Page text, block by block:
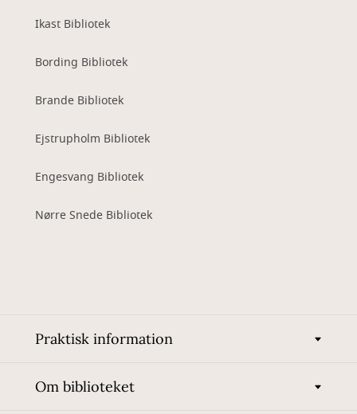
Ikast Bibliotek
Bording Bibliotek
Brande Bibliotek
Ejstrupholm Bibliotek
Engesvang Bibliotek
Nørre Snede Bibliotek
Praktisk information
Om biblioteket